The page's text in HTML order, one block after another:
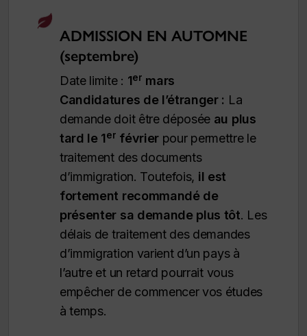
ADMISSION EN AUTOMNE
(septembre)
Date limite : 1er mars
Candidatures de l’étranger : La
demande doit être déposée au plus
tard le 1er février pour permettre le
traitement des documents
d’immigration. Toutefois, il est
fortement recommandé de
présenter sa demande plus tôt. Les
délais de traitement des demandes
d’immigration varient d’un pays à
l’autre et un retard pourrait vous
empêcher de commencer vos études
à temps.